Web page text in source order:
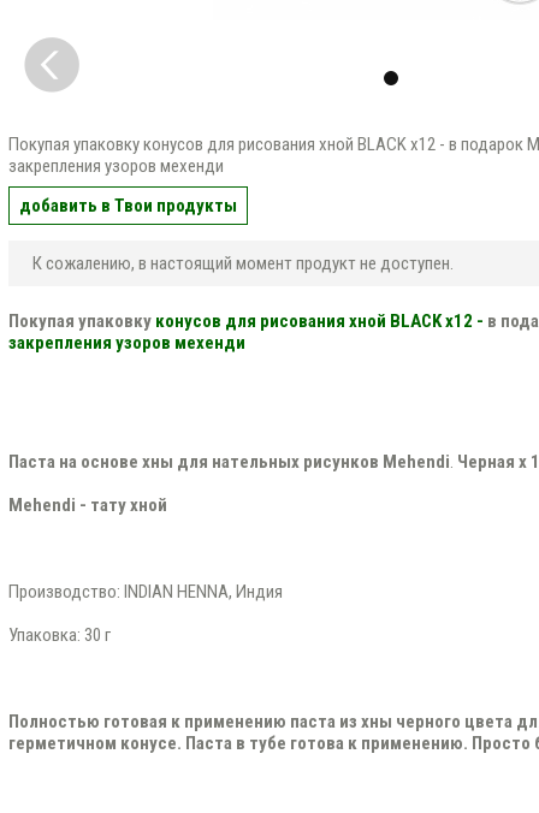
Покупая упаковку конусов для рисования хной BLACK x12 - в подарок
закрепления узоров мехенди
добавить в Твои продукты
К сожалению, в настоящий момент продукт не доступен.
Покупая упаковку конусов для рисования хной BLACK x12 - в
закрепления узоров мехенди
Паста на основе хны для нательных рисунков Mehendi. Черная x
Mehendi - тату хной
Производство: INDIAN HENNA, Индия
Упаковка: 30 г
Полностью готовая к применению паста из хны черного цвета
герметичном конусе. Паста в тубе готова к применению. Просто